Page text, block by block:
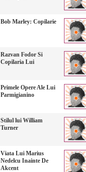
Bob Marley: Copilarie
Razvan Fodor Si
Copilaria Lui
Primele Opere Ale Lui
Parmigianino
Stilul lui William
Turner
Viata Lui Marius
Nedelcu Inainte De
Akcent